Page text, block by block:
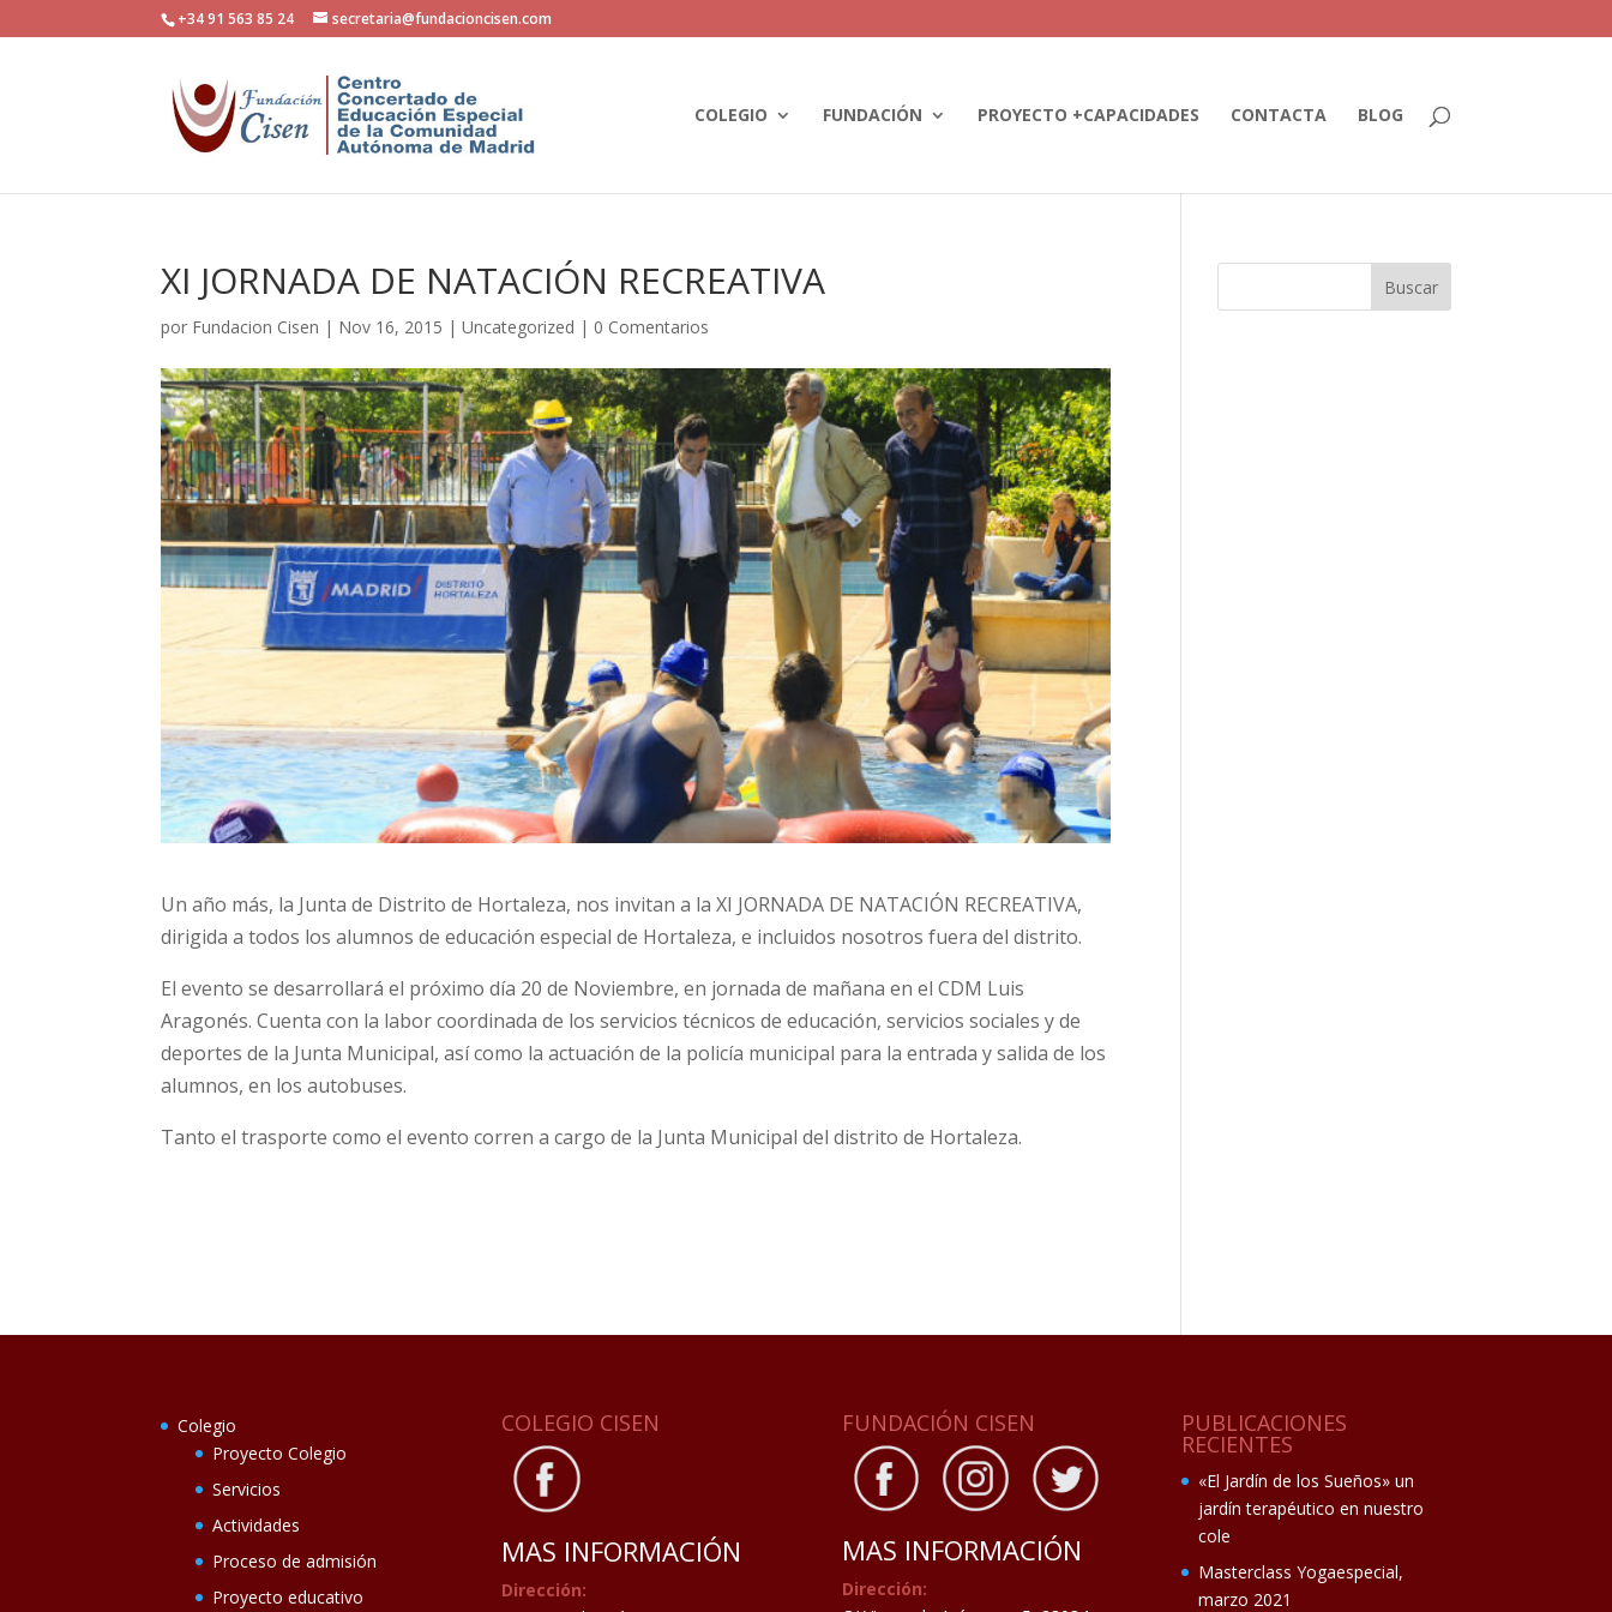
+34 91 563 85 24 secretaria@fundacioncisen.com
COLEGIO FUNDACIÓN PROYECTO +CAPACIDADES CONTACTA BLOG
XI JORNADA DE NATACIÓN RECREATIVA
por Fundacion Cisen | Nov 16, 2015 |Uncategorized | 0 Comentarios
Un año más, la Junta de Distrito de Hortaleza, nos invitan a la XI JORNADA DE NATACIÓN RECREATIVA,
dirigida a todos los alumnos de educación especial de Hortaleza, e incluidos nosotros fuera del distrito.
El evento se desarrollará el próximo día 20 de Noviembre, en jornada de mañana en el CDM Luis
Aragonés. Cuenta con la labor coordinada de los servicios técnicos de educación, servicios sociales y de
deportes de la Junta Municipal, así como la actuación de la policía municipal para la entrada y salida de los
alumnos, en los autobuses.
Tanto el trasporte como el evento corren a cargo de la Junta Municipal del distrito de Hortaleza.
Colegio
Proyecto Colegio
Servicios
Actividades
Proceso de admisión
Proyecto educativo
COLEGIO CISEN
MAS INFORMACIÓN
Dirección:
FUNDACIÓN CISEN
MAS INFORMACIÓN
Dirección:
PUBLICACIONES
RECIENTES
«El Jardín de los Sueños» un
jardín terapéutico en nuestro
cole
Masterclass Yogaespecial,
marzo 2021